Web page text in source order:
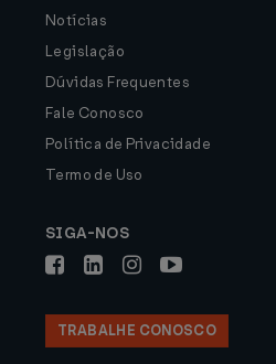
Notícias
Legislação
Dúvidas Frequentes
Fale Conosco
Política de Privacidade
Termo de Uso
SIGA-NOS
TRABALHE CONOSCO